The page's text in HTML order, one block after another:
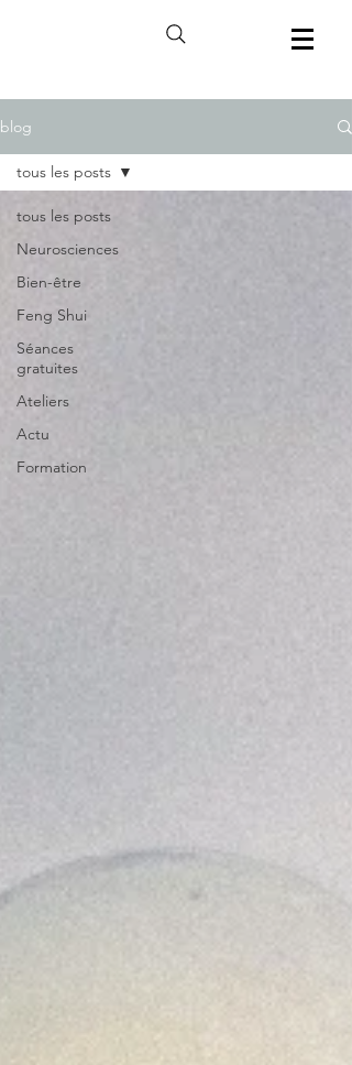
blog
tous les posts
Neurosciences
Bien-être
Feng Shui
Séances
gratuites
Ateliers
Actu
Formation
tous les posts